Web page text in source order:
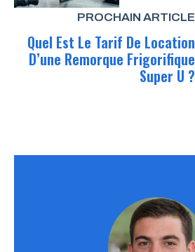
PROCHAIN ARTICLE
Quel Est Le Tarif De Location
D’une Remorque Frigorifique
Super U ?